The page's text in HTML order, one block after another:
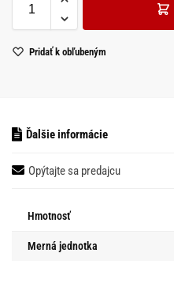
Pridať k obľubeným
Ďalšie informácie
Opýtajte sa predajcu
Hmotnosť
Merná jednotka